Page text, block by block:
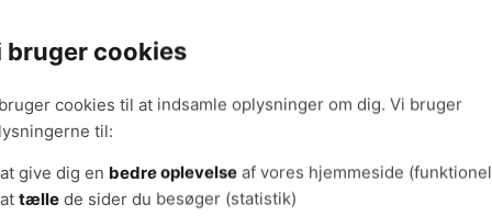
indeholder en række spørgsmål, som hjælper jer med at
dem. I ser blandt andet på hvordan arbejdsstillingerne i
og om opgaven udvikles, så den bliver mindre fysisk
Download værktøjet →
bruger cookies
cookies til at indsamle oplysninger om dig. Vi bruger
til:
at give dig en bedre oplevelse af vores hjemmeside
at tælle de sider du besøger (statistik)